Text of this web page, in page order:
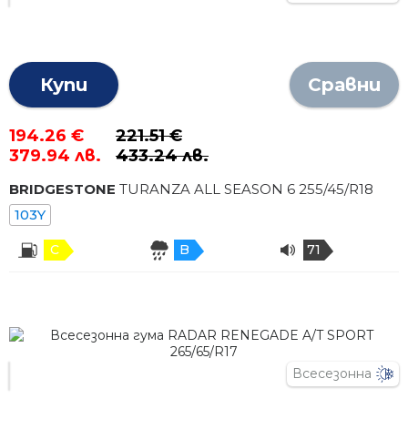
Купи Сравни
194.26 €
379.94 лв.
221.51 €
433.24 лв.
BRIDGESTONE TURANZA ALL SEASON 6 255/45/R18
103Y
C B 71
Всесезонна